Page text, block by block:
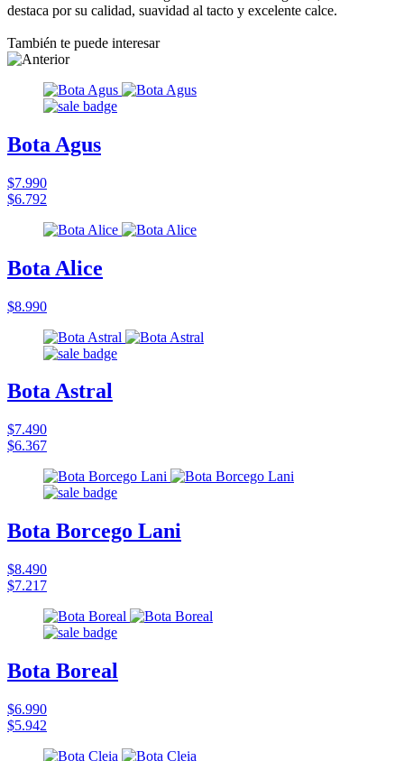
destaca por su calidad, suavidad al tacto y excelente calce.
También te puede interesar
Bota Agus
$7.990
$6.792
Bota Alice
$8.990
Bota Astral
$7.490
$6.367
Bota Borcego Lani
$8.490
$7.217
Bota Boreal
$6.990
$5.942